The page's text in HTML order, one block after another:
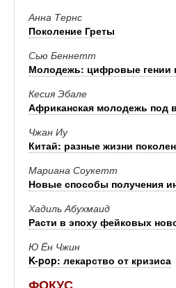
Анна Тернс
Поколение Греты
Сью Беннетт
Молодежь: цифровые гении
Кесия Эбале
Африканская молодежь под
Чжан Иу
Китай: разные жизни
Мариана Соукетт
Новые способы получения
Хадиль Абухмаид
Расти в эпоху фейковых
Ю Ён Чжин
K-pop: лекарство от кризиса
ФОКУС